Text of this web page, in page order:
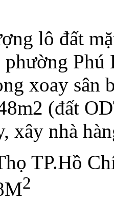
lô đất
xoay sân
(đất
xây nhà
TP.Hồ
2